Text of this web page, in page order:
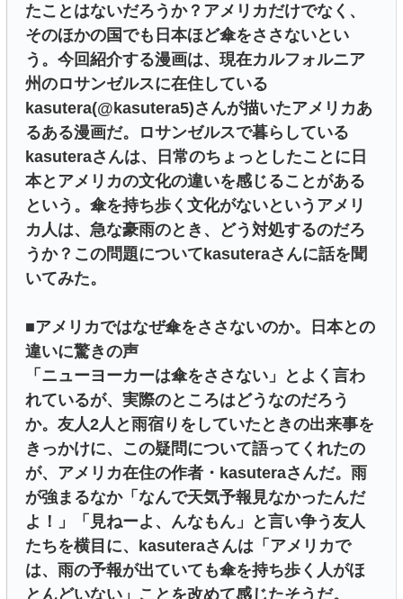
たことはないだろうか？アメリカだけでなく、
そのほかの国でも日本ほど傘をささないとい
う。今回紹介する漫画は、現在カルフォルニア
州のロサンゼルスに在住している
kasutera(@kasutera5)さんが描いたアメリカあ
るある漫画だ。ロサンゼルスで暮らしている
kasuteraさんは、日常のちょっとしたことに日
本とアメリカの文化の違いを感じることがある
という。傘を持ち歩く文化がないというアメリ
カ人は、急な豪雨のとき、どう対処するのだろ
うか？この問題についてkasuteraさんに話を聞
いてみた。
■アメリカではなぜ傘をささないのか。日本との
違いに驚きの声
「ニューヨーカーは傘をささない」とよく言わ
れているが、実際のところはどうなのだろう
か。友人2人と雨宿りをしていたときの出来事を
きっかけに、この疑問について語ってくれたの
が、アメリカ在住の作者・kasuteraさんだ。雨
が強まるなか「なんで天気予報見なかったんだ
よ！」「見ねーよ、んなもん」と言い争う友人
たちを横目に、kasuteraさんは「アメリカで
は、雨の予報が出ていても傘を持ち歩く人がほ
とんどいない」ことを改めて感じたそうだ。